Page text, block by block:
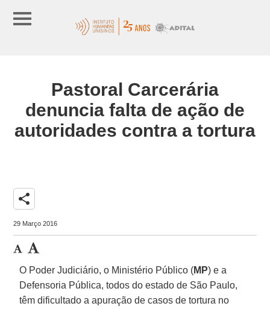
Pastoral Carcerária
denuncia falta de ação de
autoridades contra a tortura
share
29 Março 2016
O Poder Judiciário, o Ministério Público (MP) e a
Defensoria Pública, todos do estado de São Paulo,
têm dificultado a apuração de casos de tortura no